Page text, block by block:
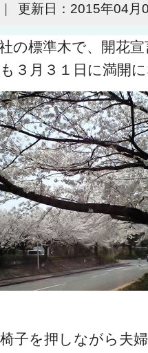
更新日： 2015年04月
の標準木で、開花
３月３１日に満開
子を押しながら夫